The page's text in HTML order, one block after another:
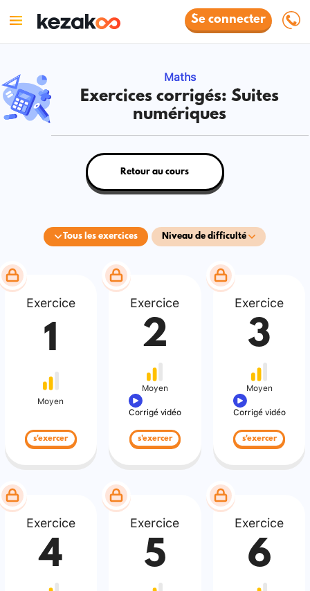
Se connecter
Maths
Exercices corrigés: Suites
numériques
Tous les exercices Niveau de difficulté
Retour au cours
Exercice
1
Moyen
s'exercer
Exercice
2
Moyen
Corrigé vidéo
s'exercer
Exercice
3
Moyen
Corrigé vidéo
s'exercer
Exercice
4
Exercice
5
Exercice
6